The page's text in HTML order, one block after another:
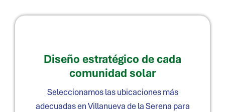
Diseño estratégico de cada
comunidad solar
Seleccionamos las ubicaciones más
adecuadas enVillanueva de la Serena para